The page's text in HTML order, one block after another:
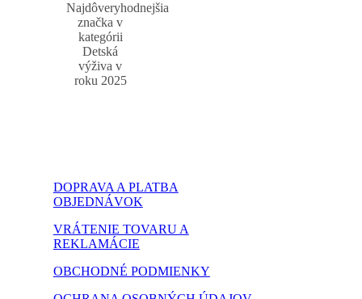
Najdôveryhodnejšia
značka v
kategórii
Detská
výživa v
roku 2025
DOPRAVA A PLATBA
OBJEDNÁVOK
VRÁTENIE TOVARU A
REKLAMÁCIE
OBCHODNÉ PODMIENKY